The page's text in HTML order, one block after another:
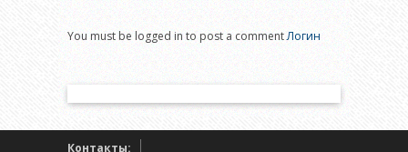
You must be logged in to post a commentЛогин
Контакты: